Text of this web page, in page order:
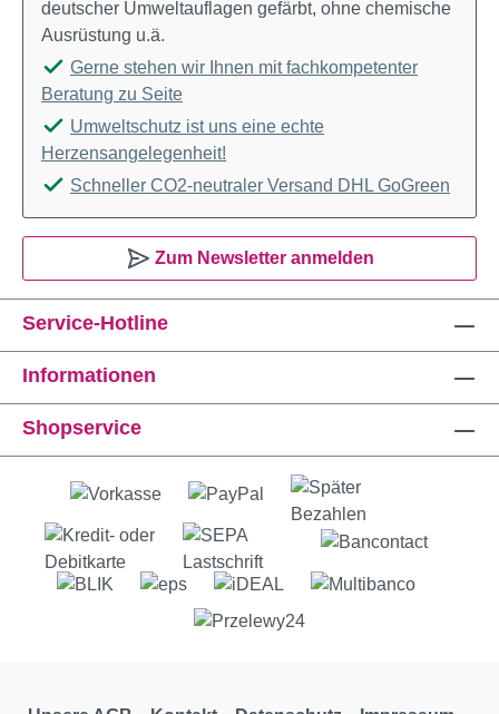
Service-Hotline
Informationen
Shopservice
deutscher Umweltauflagen gefärbt, ohne chemische
Ausrüstung u.ä.
Gerne stehen wir Ihnen mit fachkompetenter
Beratung zu Seite
Umweltschutz ist uns eine echte
Herzensangelegenheit!
Schneller CO2-neutraler Versand DHL GoGreen
Zum Newsletter anmelden